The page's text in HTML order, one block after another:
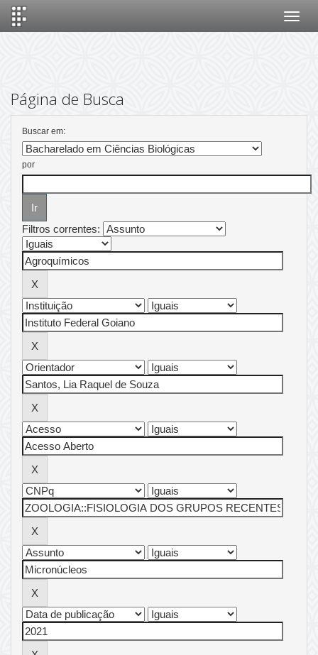
Página de Busca
Buscar em:
por
Filtros correntes: